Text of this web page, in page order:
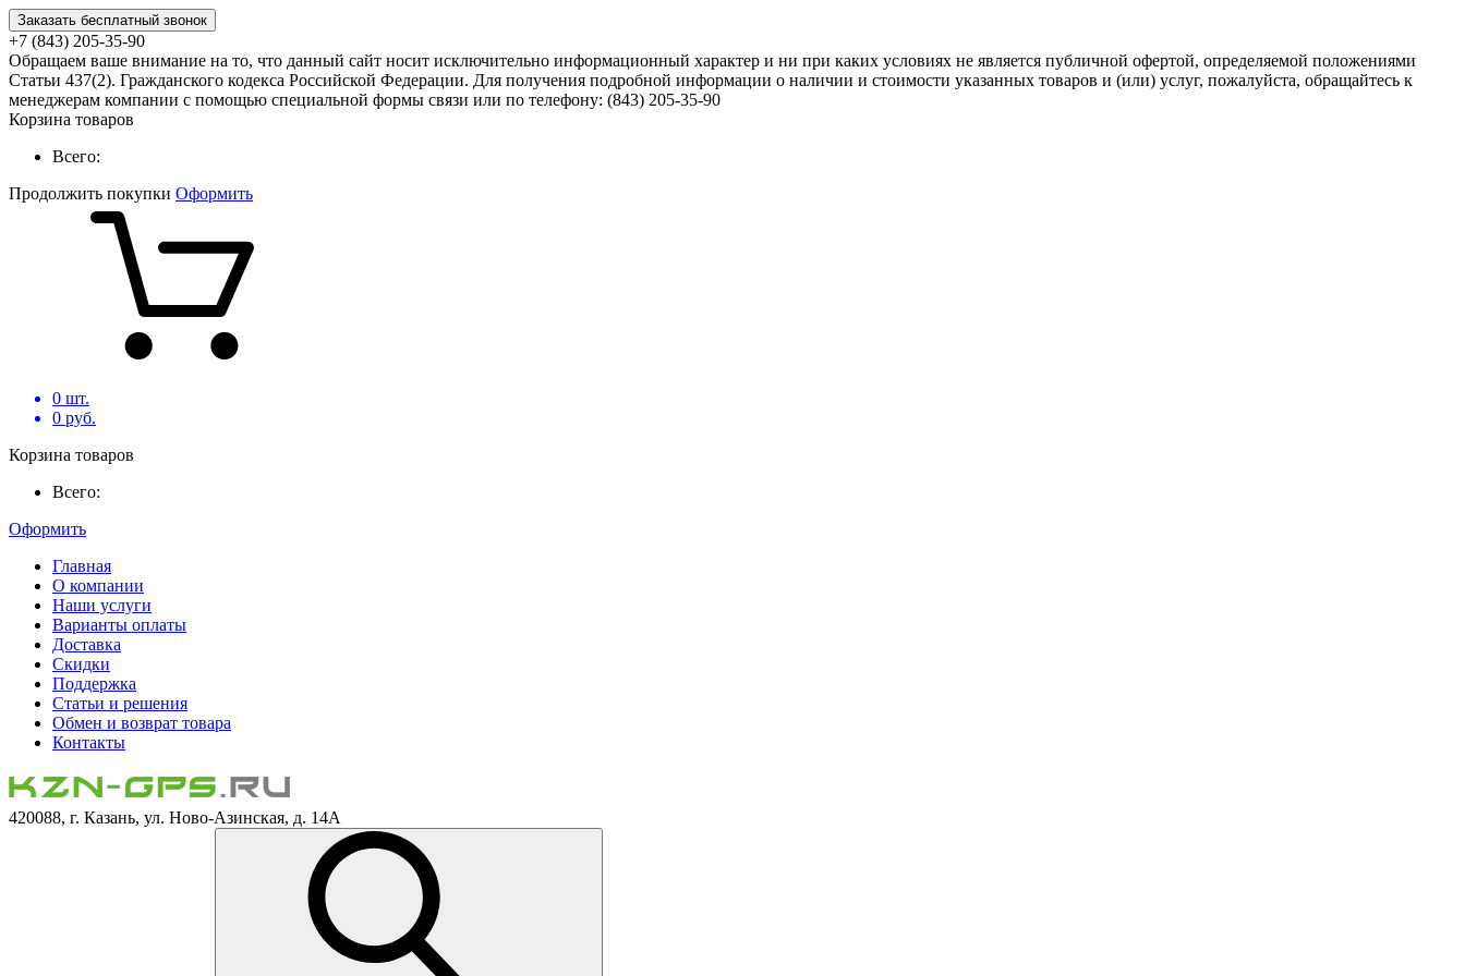
Заказать бесплатный звонок
+7 (843) 205-35-90
Обращаем ваше внимание на то, что данный сайт носит исключительно информационный характер и ни при каких условиях не является публичной офертой, определяемой положениями
Статьи 437(2). Гражданского кодекса Российской Федерации. Для получения подробной информации о наличии и стоимости указанных товаров и (или) услуг, пожалуйста, обращайтесь к
менеджерам компании с помощью специальной формы связи или по телефону: (843) 205-35-90
Корзина товаров
Всего:
Продолжить покупки Оформить
0 шт.
0 руб.
Корзина товаров
Всего:
Оформить
Главная
О компании
Наши услуги
Варианты оплаты
Доставка
Скидки
Поддержка
Статьи и решения
Обмен и возврат товара
Контакты
420088, г. Казань, ул. Ново-Азинская, д. 14А